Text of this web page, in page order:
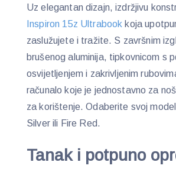
Uz elegantan dizajn, izdržjivu
Inspiron 15z Ultrabook koja
zaslužujete i tražite. S završnim
brušenog aluminija, tipkovnicom s
osvijetljenjem i zakrivljenim
računalo koje je jednostavno za
za korištenje. Odaberite svoj
Silver ili Fire Red.
Tanak i potpuno